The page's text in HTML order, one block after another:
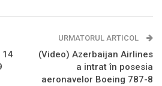
14
URMATORUL ARTICOL
(Video) Azerbaijan Airlines
a intrat în posesia
aeronavelor Boeing 787-8